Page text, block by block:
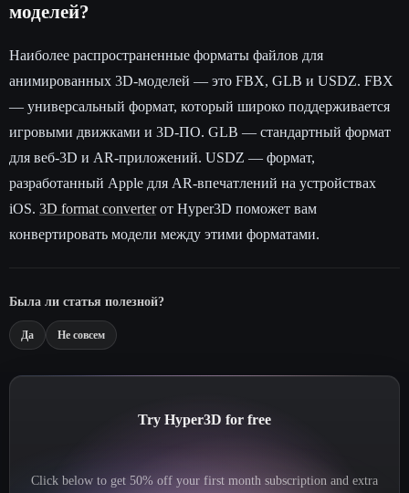
моделей?
Наиболее распространенные форматы файлов для
анимированных 3D-моделей — это FBX, GLB и USDZ. FBX
— универсальный формат, который широко поддерживается
игровыми движками и 3D-ПО. GLB — стандартный формат
для веб-3D и AR-приложений. USDZ — формат,
разработанный Apple для AR-впечатлений на устройствах
iOS. 3D format converterот Hyper3D поможет вам
конвертировать модели между этими форматами.
Была ли статья полезной?
Да Не совсем
Try Hyper3D for free
Click below to get 50% off your first month subscription and extra